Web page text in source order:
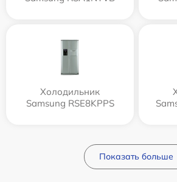
Холодильник
Samsung RSE8KPPS
Показать больше